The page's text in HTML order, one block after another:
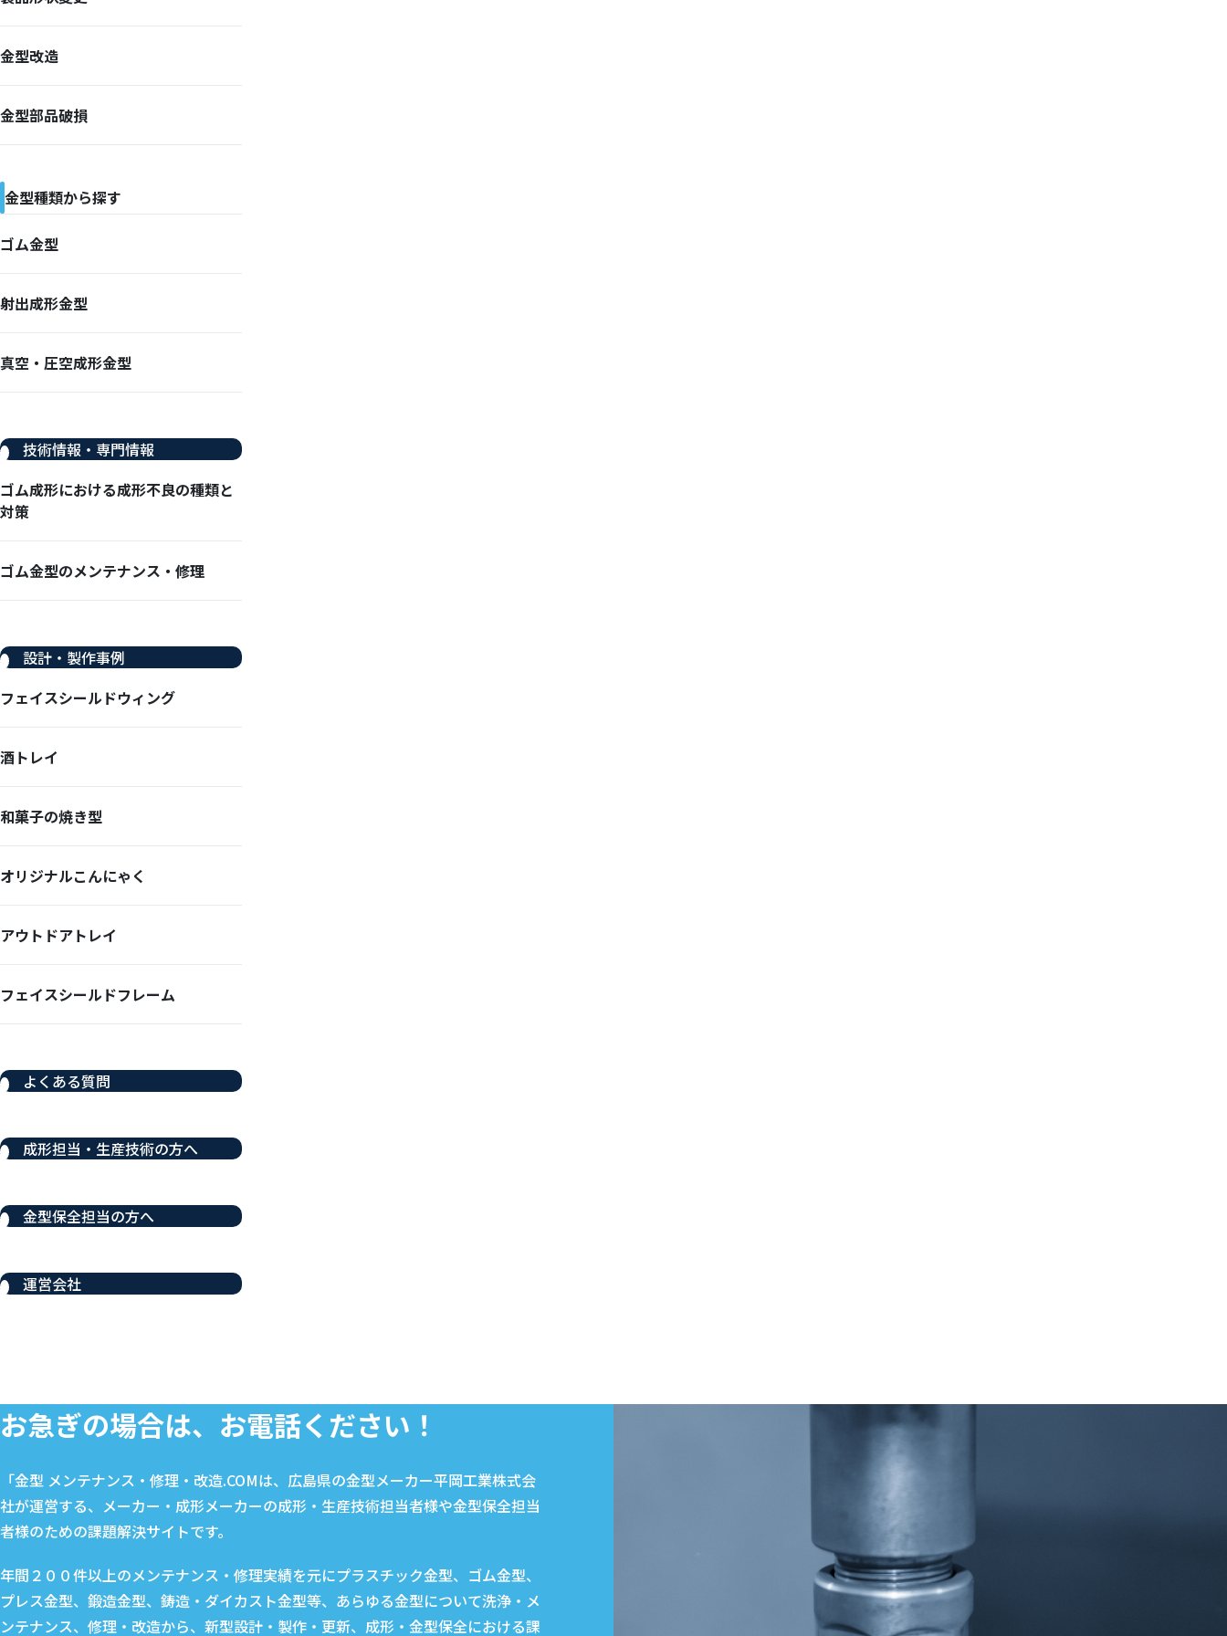
金型改造
金型部品破損
金型種類から探す
ゴム金型
射出成形金型
真空・圧空成形金型
技術情報・専門情報
ゴム成形における成形不良の種類と
対策
ゴム金型のメンテナンス・修理
設計・製作事例
フェイスシールドウィング
酒トレイ
和菓子の焼き型
オリジナルこんにゃく
アウトドアトレイ
フェイスシールドフレーム
よくある質問
成形担当・生産技術の方へ
金型保全担当の方へ
運営会社
お急ぎの場合は、お電話ください！
「金型 メンテナンス・修理・改造.COMは、広島県の金型メーカー平岡工業株式会
社が運営する、メーカー・成形メーカーの成形・生産技術担当者様や金型保全担当
者様のための課題解決サイトです。
年間２００件以上のメンテナンス・修理実績を元にプラスチック金型、ゴム金型、
プレス金型、鍛造金型、鋳造・ダイカスト金型等、あらゆる金型について洗浄・メ
ンテナンス、修理・改造から、新型設計・製作・更新、成形・金型保全における課